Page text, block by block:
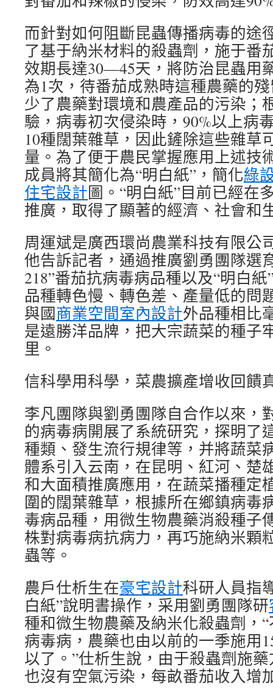
而針對如何阻斷昆蟲傳播病毒的途
了基于納米材料的殺蟲劑，施于番
效期長達30—45天，將防治昆蟲用
為1次，待番茄成熟時這種農藥的
少了農藥對環境和農產品的污染；
驗，病毒初次侵染時，90%以上病
10種闊葉雜草，因此鏟除這些雜草
量。為了便于農民掌握應用上述技
成員將其簡化為“明白紙”，簡化綠
住宅設計圖。“明白紙”目前已經在
推廣，取得了顯著的經濟、社會和
周運斌是廣西環尚農業科技有限公
他告訴記者，通過推廣劉勇團隊選
218”番茄抗病毒病品種以及“明白
品種轉色慢、轉色差、產量低的問
與國商業空間室內設計外品種相比
是遠勝洋品牌，把大宗蔬菜的種子
里。
信科學用科學，菜農擴產增收回饋
李凡團隊與劉勇團隊自合作以來，
的病毒病開展了系統研究，探明了
種類、發生流行規律等，并將蔬菜
體系引入云南，在昆明、紅河、楚
和大面積推廣應用，在蔬菜播種定
圍的闊葉雜草，根據所在鄉鎮病毒
毒病品種，用微生物農藥消殺種子
株對病毒病抗病力，再巧施納米顆
蟲等。
農戶仕析生在豪宅設計科研人員指
白紙”說明書操作，采用劉勇團隊研
種和微生物農藥及納米化殺蟲劑，
病毒病，農藥也由以前的一季施用
以了。”仕析生說，由于殺蟲劑施
也沒有空氣污染，每畝番茄收入增